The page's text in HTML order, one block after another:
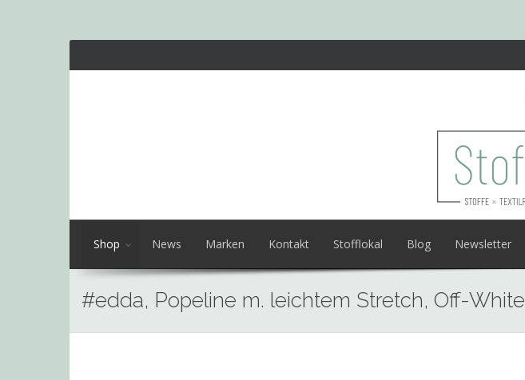
Shop News Marken Kontakt Stofflokal Blog Newsletter
#edda, Popeline m. leichtem Stretch, Off-White